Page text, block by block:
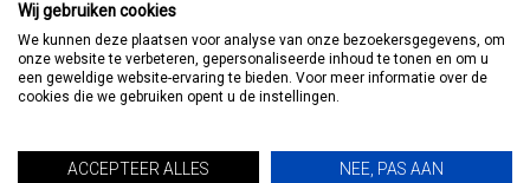
Wij gebruiken cookies
We kunnen deze plaatsen voor analyse van onze bezoekersgegevens, om
onze website te verbeteren, gepersonaliseerde inhoud te tonen en om u
een geweldige website-ervaring te bieden. Voor meer informatie over de
cookies die we gebruiken opent u de instellingen.
ACCEPTEER ALLES NEE, PAS AAN